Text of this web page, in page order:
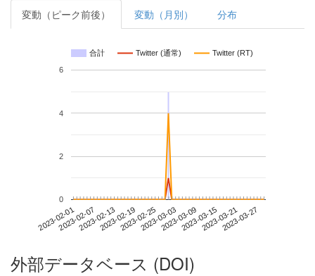
変動（ピーク前後） 変動（月別） 分布
合計 Twitter (通常) Twitter (RT)
2023-02-012023-02-072023-02-132023-02-192023-02-252023-03-032023-03-092023-03-152023-03-212023-03-27
0
2
4
6
外部データベース (DOI)